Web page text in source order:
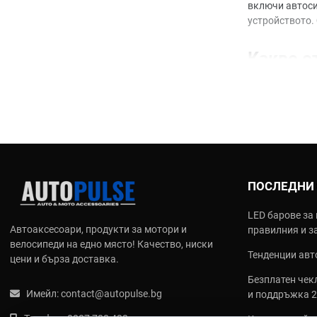
включи
Какво
Как да
Преди да
За какво
Какъв е
Колко
Автоаксесоари, продукти за мотори и
велосипеди на едно място! Качество, ниски
цени и бърза доставка.
Имейл:contact@autopulse.bg
ПОСЛЕДНИ
LED барове
правилния и
Тенденции
Безплатен
и поддръжка